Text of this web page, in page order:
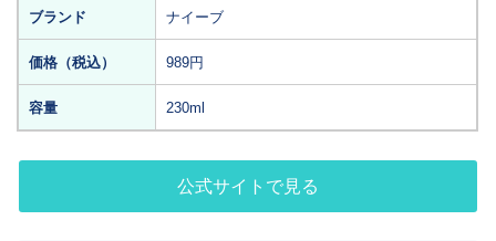
ブランド ナイーブ
価格（税込） 989円
容量 230ml
公式サイトで見る